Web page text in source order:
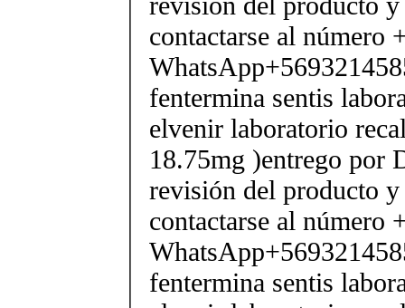
contactarse al número
fentermina sentis
elvenir laboratorio
18.75mg )entrego por
revisión del producto
contactarse al número
fentermina sentis